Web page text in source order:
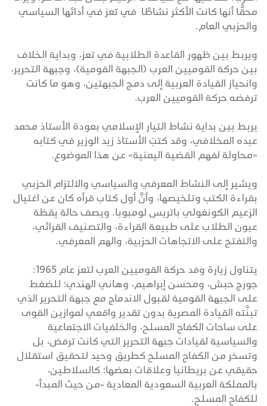
محقًّا أنها كانت الأكثر نشاطًا في تعز في أدائها السياسي
والحزبي العام.
ويربط بين ظهور القاعدة الطلابية في تعز، وبداية الخلاف
بين حركة القوميين العرب (الجبهة القومية)، وجبهة التحرير،
وانحياز القيادة العربية إلى دمج الجبهتين، وهو ما كانت
ترفضه حركة القوميين العرب.
يربط بين بداية نشاط التيار الإسلامي بعودة الأستاذ محمد
عبده المخلافي، وقد كتبَ الأستاذ زيد الوزير في كتابه
«محاولة لفهم القضية اليمنية» عن هذا الموضوع.
ويشير إلى النشاط المعرفي والسياسي والالتزام الحزبي
بقراءة الكتب وتلخيصها، وأنَّ أول كتاب قرأه كان عن اغتيال
الزعيم الكونغولي باتريس لومبوبا. ويصف حالة يقظة
عيون الطلاب على طبيعة القراءة، والتصنيف القرائي،
والتفتح على الاتجاهات الحزبية، والهم المعرفي.
يتناول زيارة وفد حركة القوميين العرب لتعز عام 1965:
جورج حبش، ومحسن إبراهيم، وهاني الهندي؛ للضغط
على الجبهة القومية لقبول الاندماج مع جبهة التحرير الذي
تبنَّته القيادة المصرية بدون تقدير واقعي لموازين القوى
على ساحات الكفاح المسلح، والخلفيات الاجتماعية
والسياسية لقيادات جبهة التحرير التي كانت ترفض، بل
وتسخر من الكفاح المسلح كطريق وحيد لتحقيق استقلال
حقيقي عن بريطانيا وعلاقات بعضها؛ كالسلاطين،
بالمملكة العربية السعودية المعادية -من حيث المبدأ-
للكفاح المسلح.